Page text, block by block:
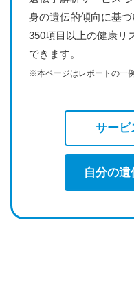
身の遺伝的傾向に基づ
350項目以上の健康リ
できます。
※本ページはレポートの一例
サービ
自分の